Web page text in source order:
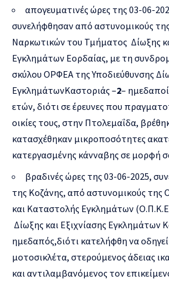
απογευματινές ώρες της 03-06-
συνελήφθησαν από αστυνομικούς
Ναρκωτικών του Τμήματος Δίωξης
Εγκλημάτων Εορδαίας, με τη
σκύλου ΟΡΦΕΑ της Υποδιεύθυνσης
ΕγκλημάτωνΚαστοριάς –2–
ετών, διότι σε έρευνες που
οικίες τους, στην Πτολεμαΐδα,
κατασχέθηκαν μικροποσότητες
κατεργασμένης κάνναβης σε μορφή
βραδινές ώρες της 03-06-2025,
της Κοζάνης, από αστυνομικούς
και Καταστολής Εγκλημάτων
Δίωξης και Εξιχνίασης Εγκλημάτων
ημεδαπός,διότι κατελήφθη να
μοτοσικλέτα, στερούμενος άδειας
και αντιλαμβανόμενος τον